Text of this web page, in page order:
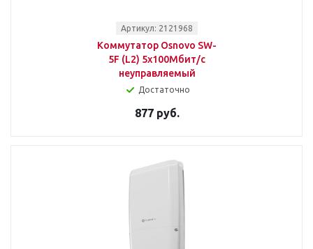
Артикул: 2121968
Коммутатор Osnovo SW-
5F (L2) 5x100Мбит/с
неуправляемый
Достаточно
877 руб.